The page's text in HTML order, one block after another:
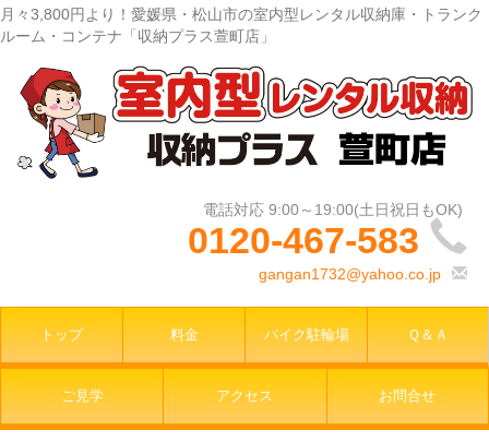
月々3,800円より！愛媛県・松山市の室内型レンタル収納庫・トランク
ルーム・コンテナ「収納プラス萱町店」
0120-467-583
gangan1732@yahoo.co.jp
トップ 料金 バイク駐輪場 Ｑ＆Ａ
ご見学 アクセス お問合せ